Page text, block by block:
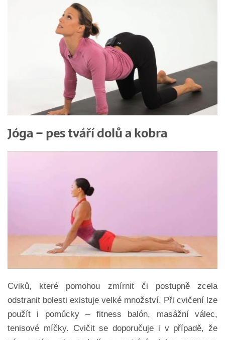
Jóga – pes tváří dolů a kobra
Cviků, které pomohou zmírnit či postupně zcela
odstranit bolesti existuje velké množství. Při cvičení lze
použít i pomůcky – fitness balón, masážní válec,
tenisové míčky. Cvičit se doporučuje i v případě, že